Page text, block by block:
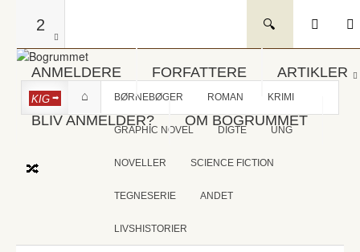
2
ANMELDERE FORFATTERE ARTIKLER
BLIV ANMELDER? OM BOGRUMMET
KIG BØRNEBØGER ROMAN KRIMI
GRAPHIC NOVEL DIGTE UNG
NOVELLER SCIENCE FICTION
TEGNESERIE ANDET
LIVSHISTORIER